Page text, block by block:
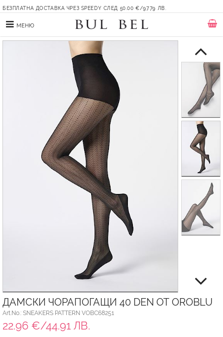
БЕЗПЛАТНА ДОСТАВКА ЧРЕЗ SPEEDY СЛЕД 50.00 €/97.79 ЛВ.
МЕНЮ
ДАМСКИ ЧОРАПОГАЩИ 40 DEN ОТ OROBLU
Art.No.: SNEAKERS PATTERN VOBC68251
22.96 €/44.91 ЛВ.